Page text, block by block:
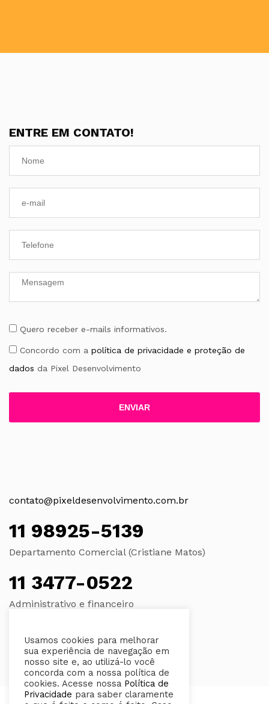
ENTRE EM CONTATO!
Quero receber e-mails informativos.
Concordo com a política de privacidade e proteção de
dados da Pixel Desenvolvimento
contato@pixeldesenvolvimento.com.br
11 98925-5139
Departamento Comercial (Cristiane Matos)
11 3477-0522
Administrativo e financeiro
Usamos cookies para melhorar
sua experiência de navegação em
nosso site e, ao utilizá-lo você
concorda com a nossa política de
cookies. Acesse nossa Política de
Privacidade para saber claramente